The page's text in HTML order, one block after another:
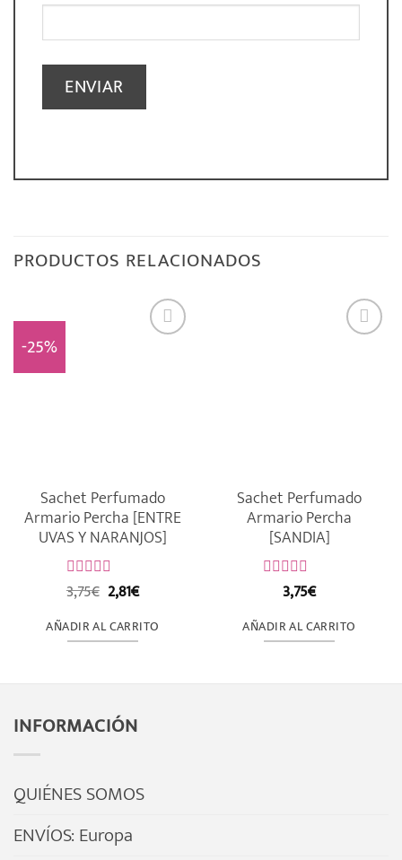
PRODUCTOS RELACIONADOS
-25%
Sachet Perfumado
Armario Percha [ENTRE
UVAS Y NARANJOS]
Valorado
con
de
5
3,75€ El
precio
original
era:
2,81€El
actual
es:
AÑADIR AL CARRITO
Sachet Perfumado
Armario Percha
[SANDIA]
Valorado
de
5
3,75€
AÑADIR AL CARRITO
INFORMACIÓN
QUIÉNES SOMOS
ENVÍOS: Europa